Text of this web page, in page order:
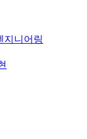
지니어링